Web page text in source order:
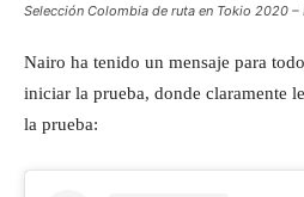
Selección Colombia de ruta en Tokio 2020 –
Nairo ha tenido un mensaje para
iniciar la prueba, donde claramente
la prueba: